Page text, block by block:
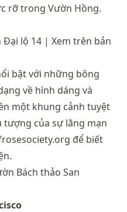
Đại lộ 14 | Xem trên bản
bật với những bông
về hình dáng và
một khung cảnh tuyệt
tượng của sự lãng mạn
để biết